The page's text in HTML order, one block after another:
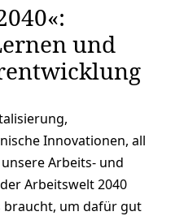
und
Innovationen, all
Arbeits- und
Arbeitswelt 2040
braucht, um dafür gut